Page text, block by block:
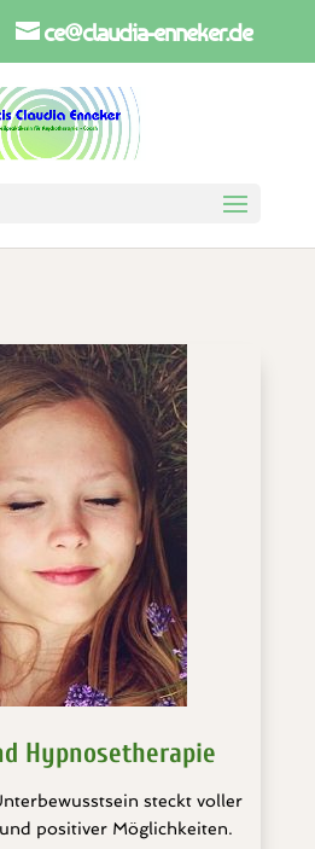
ce@claudia-enneker.de
Hypnosetherapie
steckt voller
positiver Möglichkeiten.